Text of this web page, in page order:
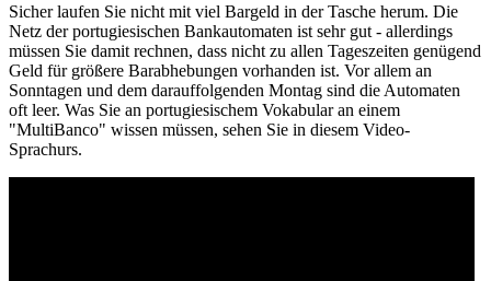
Sicher laufen Sie nicht mit viel Bargeld in der Tasche herum. Die
Netz der portugiesischen Bankautomaten ist sehr gut - allerdings
müssen Sie damit rechnen, dass nicht zu allen Tageszeiten genügend
Geld für größere Barabhebungen vorhanden ist. Vor allem an
Sonntagen und dem darauffolgenden Montag sind die Automaten
oft leer. Was Sie an portugiesischem Vokabular an einem
"MultiBanco" wissen müssen, sehen Sie in diesem Video-
Sprachurs.